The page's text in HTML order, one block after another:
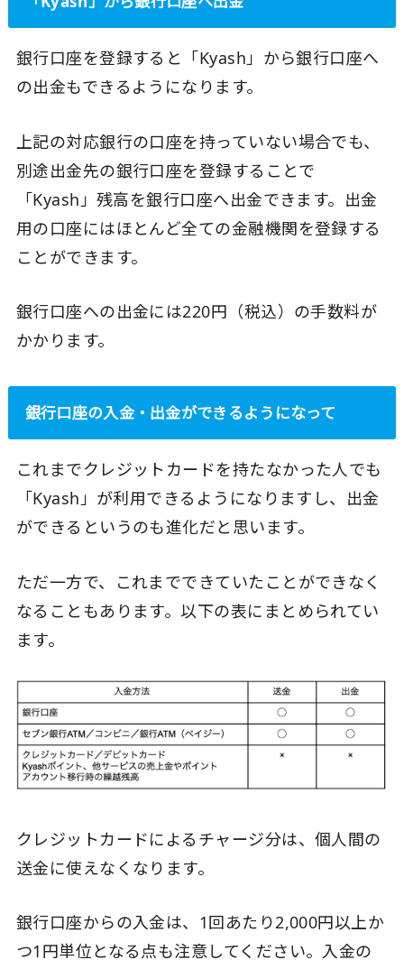
銀行口座を登録すると「Kyash」から銀行口座へ
の出金もできるようになります。
上記の対応銀行の口座を持っていない場合でも、
別途出金先の銀行口座を登録することで
「Kyash」残高を銀行口座へ出金できます。出金
用の口座にはほとんど全ての金融機関を登録する
ことができます。
銀行口座への出金には220円（税込）の手数料が
かかります。
銀行口座の入金・出金ができるようになって
これまでクレジットカードを持たなかった人でも
「Kyash」が利用できるようになりますし、出金
ができるというのも進化だと思います。
ただ一方で、これまでできていたことができなく
なることもあります。以下の表にまとめられてい
ます。
クレジットカードによるチャージ分は、個人間の
送金に使えなくなります。
銀行口座からの入金は、1回あたり2,000円以上か
つ1円単位となる点も注意してください。入金の